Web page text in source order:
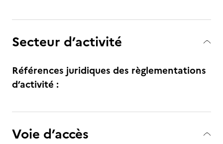
Secteur d’activité
Références juridiques des règlementations
d’activité :
Voie d’accès